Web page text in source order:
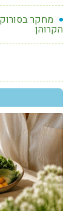
הקרוהן